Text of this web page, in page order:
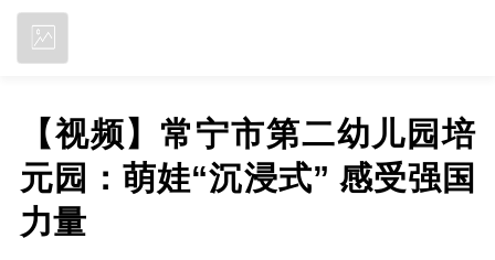
【视频】常宁市第二幼儿园培
元园：萌娃“沉浸式” 感受强国
力量